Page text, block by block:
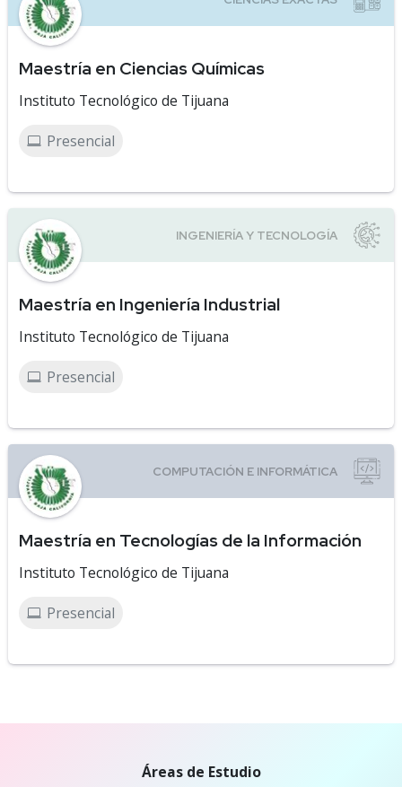
Maestría en Ciencias Químicas
Instituto Tecnológico de Tijuana
Presencial
Maestría en Ingeniería Industrial
Instituto Tecnológico de Tijuana
Presencial
Maestría en Tecnologías de la Información
Instituto Tecnológico de Tijuana
Presencial
Áreas de Estudio